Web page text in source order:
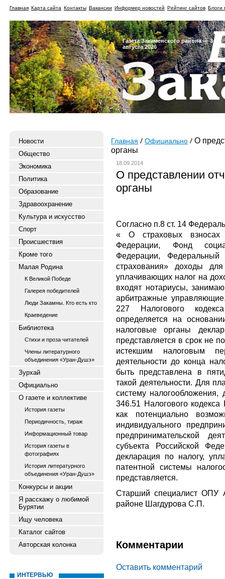
Главная Карта сайта Контакты Вакансии Информер новостей Рейтинг сайтов Блоги
Газета Закаменского района — 3
августа 2026
Новости
Общество
Экономика
Политика
Образование
Здравоохранение
Культура и искусство
Спорт
Происшествия
Кроме того
Малая Родина
К Великой Победе
Галерея победителей
Люди Закамны. Кто есть кто
Краеведение
Библиотека
Стихи и проза читателей
Члены литературного
объединения «Уран-Душэ»
Зурхай
Официально
О газете и коллективе
История газеты
Периодичность, тираж
Информационный товар
История газеты в
фотографиях
История литературного
объединения «Уран-Душэ»
Конкурсы и акции
Я расскажу о любимой
Бурятии
Ищу человека
Каталог сайтов
Авторская колонка
ИНТЕРВЬЮ
Главная Официально
О
органы
18.09.2014
О представлении
органы
Согласно п.8 ст. 14
« О страховых
Федерации, Фонд
Федерации, Федеральный
страхования» доходы
уплачивающих налог на
входят нотариусы,
арбитражные
227 Налогового
определяется на
налоговые органы
представляется в срок не
истекшим налоговым
деятельности до конца
быть представлена в
такой деятельности. Для
систему налогообложения,
346.51 Налогового
как потенциально
индивидуального
предпринимательской
субъекта Российской
декларация по налогу,
патентной системы
представляется.
Старший специалист
районе Шагдурова С.П.
Комментарии
Оставить комментарий